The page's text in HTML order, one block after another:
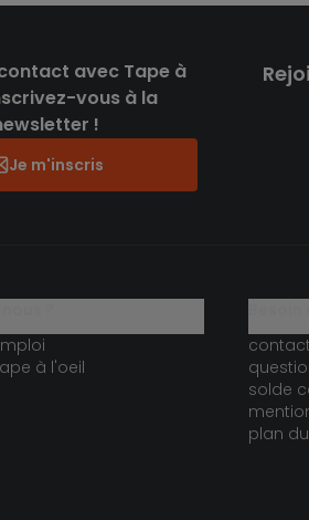
avec Tape à
vous à la
!
Je m'inscris
à l'oeil
solde
plan